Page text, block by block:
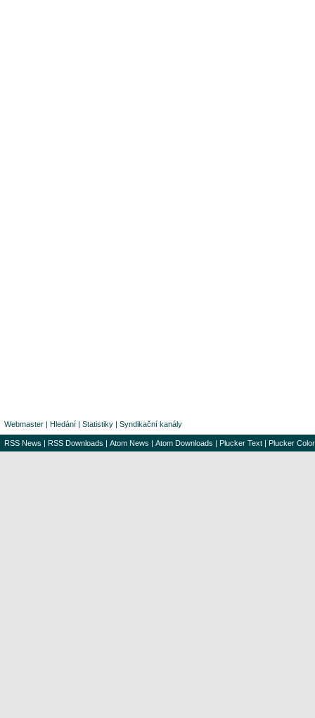
Webmaster | Hledání | Statistiky | Syndikační kanály
RSS News | RSS Downloads | Atom News | Atom Downloads | Plucker Text | Plucker Color